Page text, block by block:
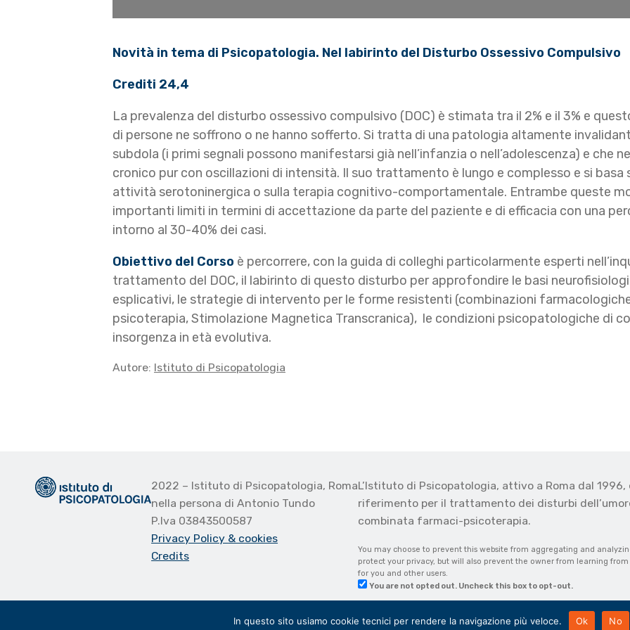
Novità in tema di Psicopatologia. Nel labirinto del Disturbo Ossessivo Compulsivo
Crediti 24,4
La prevalenza del disturbo ossessivo compulsivo (DOC) è stimata tra il 2% e il 3% e
di persone ne soffrono o ne hanno sofferto. Si tratta di una patologia altamente
subdola (i primi segnali possono manifestarsi già nell’infanzia o nell’adolescenza) e che
cronico pur con oscillazioni di intensità. Il suo trattamento è lungo e complesso e si
attività serotoninergica o sulla terapia cognitivo-comportamentale. Entrambe queste
importanti limiti in termini di accettazione da parte del paziente e di efficacia con una
intorno al 30-40% dei casi.
Obiettivo del Corso è percorrere, con la guida di colleghi particolarmente esperti
trattamento del DOC, il labirinto di questo disturbo per approfondire le basi
esplicativi, le strategie di intervento per le forme resistenti (combinazioni
psicoterapia, Stimolazione Magnetica Transcranica), le condizioni psicopatologiche di
insorgenza in età evolutiva.
Autore: Istituto di Psicopatologia
2022 – Istituto di Psicopatologia, Roma
nella persona di Antonio Tundo
P.Iva 03843500587
Privacy Policy & cookies
Credits
L’Istituto di Psicopatologia, attivo a Roma dal
riferimento per il trattamento dei disturbi
combinata farmaci-psicoterapia.
You may choose to prevent this website from aggregating and
protect your privacy, but will also prevent the owner from learning
for you and other users.
You are not opted out. Uncheck this box to opt-out.
In questo sito usiamo cookie tecnici per rendere la navigazione più veloce. Ok No